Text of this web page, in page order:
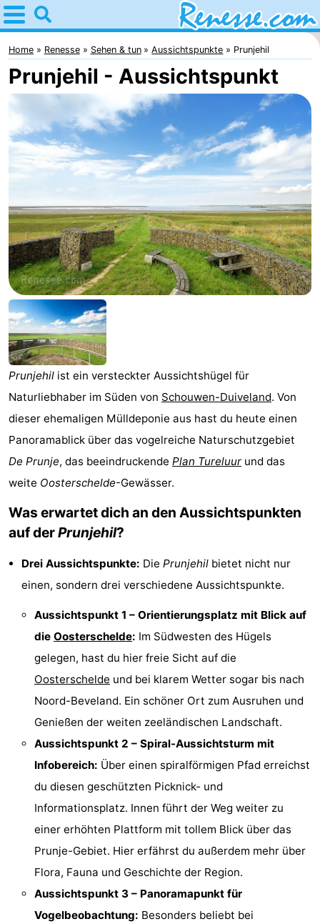
Home
Renesse
Tipps
Für
kindern
Übernachten
Appartements
-
Port
Greve
-
Zeeuwse
Kust
Campingplätze
Ferienhäuser
-
Buitenheem
-
De
Oase
-
Duinoord
-
Ginsterveld
-
Livingstone
-
Port
-
Haamstede
Résidence
Haamstede
Schouwse
Haert
Wijde
Village
Zeeuwse
Hotels
Home Renesse Sehen & tun Aussichtspunkte Prunjehil
Prunjehil - Aussichtspunkt
Prunjehil ist ein versteckter Aussichtshügel für
Naturliebhaber im Süden von Schouwen-Duiveland. Von
dieser ehemaligen Mülldeponie aus hast du heute einen
Panoramablick über das vogelreiche Naturschutzgebiet
De Prunje, das beeindruckende Plan Tureluur und das
weite Oosterschelde-Gewässer.
Was erwartet dich an den Aussichtspunkten
auf derPrunjehil?
Drei Aussichtspunkte: Die Prunjehil bietet nicht nur
einen, sondern drei verschiedene Aussichtspunkte.
Aussichtspunkt 1 – Orientierungsplatz mit Blick auf
die Oosterschelde: Im Südwesten des Hügels
gelegen, hast du hier freie Sicht auf die
Oosterschelde und bei klarem Wetter sogar bis nach
Noord-Beveland. Ein schöner Ort zum Ausruhen und
Genießen der weiten zeeländischen Landschaft.
Aussichtspunkt 2 – Spiral-Aussichtsturm mit
Infobereich: Über einen spiralförmigen Pfad erreichst
du diesen geschützten Picknick- und
Informationsplatz. Innen führt der Weg weiter zu
einer erhöhten Plattform mit tollem Blick über das
Prunje-Gebiet. Hier erfährst du außerdem mehr über
Flora, Fauna und Geschichte der Region.
Aussichtspunkt 3 – Panoramapunkt für
Vogelbeobachtung: Besonders beliebt bei